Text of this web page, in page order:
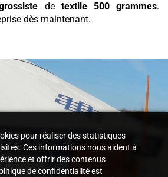
de textile 500 grammes.
dès maintenant.
pour réaliser des statistiques
Ces informations nous aident à
et offrir des contenus
de confidentialité est